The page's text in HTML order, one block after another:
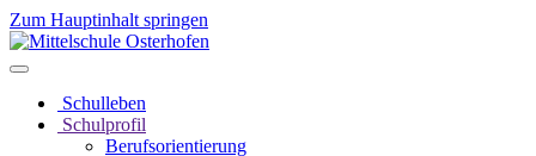
Zum Hauptinhalt springen
Schulleben
Schulprofil
Berufsorientierung